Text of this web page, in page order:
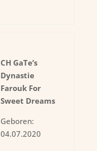
CH GaTe’s
Dynastie
Farouk For
Sweet Dreams
Geboren:
04.07.2020